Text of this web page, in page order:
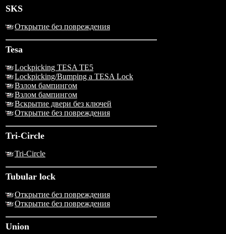
SKS
Открытие без повреждения
Tesa
Lockpicking TESA TE5
Lockpicking/Bumping a TESA Lock
Взлом бампингом
Взлом бампингом
Вскрытие двери без ключей
Открытие без повреждения
Tri-Circle
Tri-Circle
Tubular lock
Открытие без повреждения
Открытие без повреждения
Union